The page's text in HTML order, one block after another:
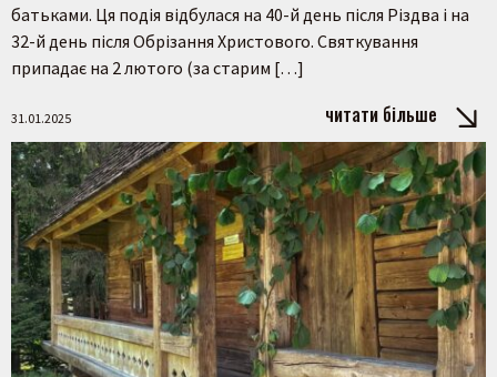
батьками. Ця подія відбулася на 40-й день після Різдва і на
32-й день після Обрізання Христового. Святкування
припадає на 2 лютого (за старим […]
31.01.2025 читати більше